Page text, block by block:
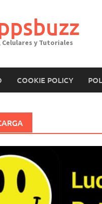
Celulares y Tutoriales
COOKIE POLICY